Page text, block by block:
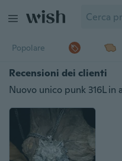
Popolare
Recensioni dei clienti